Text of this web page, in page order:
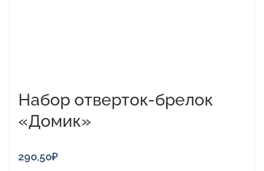
Набор отверток-брелок
«Домик»
290,50₽